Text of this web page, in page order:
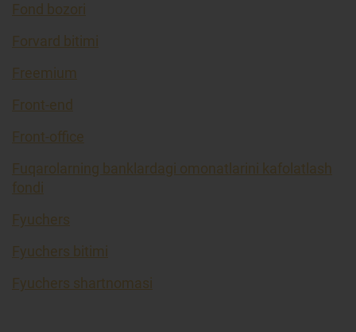
Fond bozori
Forvard bitimi
Freemium
Front-end
Front-office
Fuqarolarning banklardagi omonatlarini kafolatlash
fondi
Fyuchers
Fyuchers bitimi
Fyuchers shartnomasi